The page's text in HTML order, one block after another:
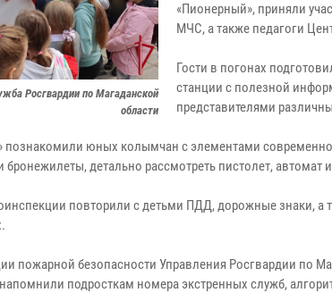
Росгвардии по Магаданской
области
«Пионерный», приняли
МЧС, а также педагоги
Гости в погонах
станции с полезной
представителями
юных колымчан с элементами
детально рассмотреть пистолет, автомат
повторили с детьми ПДД, дорожные знаки, а
пожарной безопасности Управления Росгвардии по
подросткам номера экстренных служб,